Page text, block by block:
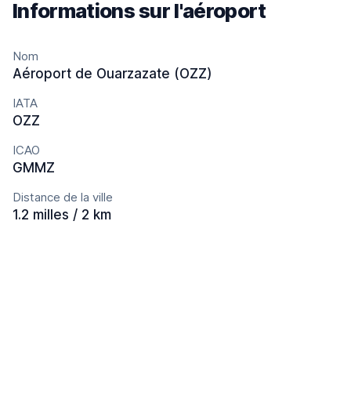
Informations sur l'aéroport
Nom
Aéroport de Ouarzazate (OZZ)
IATA
OZZ
ICAO
GMMZ
Distance de la ville
1.2 milles / 2 km